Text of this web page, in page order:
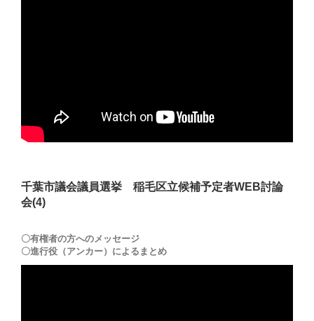
千葉市議会議員選挙 稲毛区立候補予定者WEB討論
会(4)
〇有権者の方へのメッセージ
〇進行役（アンカー）によるまとめ